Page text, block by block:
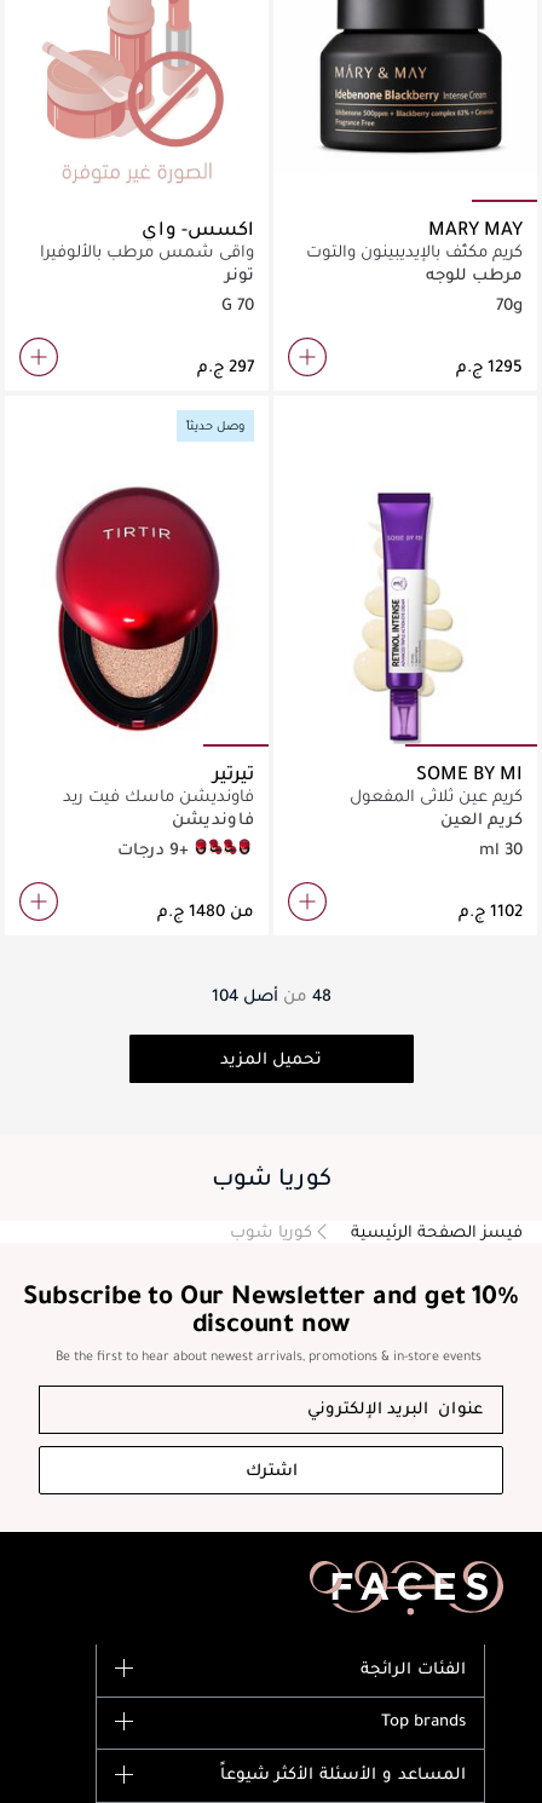
MARY MAY
كريم مكثّف بالإيديبينون والتوت
الأسود
مرطب للوجه
70g
اكسس- واي
واقي شمس مرطب بالألوفيرا
يوفر حماية عالية من الأشعة
الضارة.
تونر
70 G
SOME BY MI
كريم عين ثلاثي المفعول
بالريتينول لعلاج الهالات
والتجاعيد.
كريم العين
30 ml
وصل حديثاً
تيرتير
فاونديشن ماسك فيت ريد
كوشن
فاونديشن
15C Fair Porcelain
13C Fair
13N Fair Ivory
21C Cool Ivory
+9 درجات
من
48 من أصل 104
تحميل المزيد
كوريا شوب
فيسز الصفحة الرئيسية كوريا شوب
Subscribe to Our Newsletter and get 10%
discount now
Be the first to hear about newest arrivals, promotions & in-store events
اشترك
الفئات الرائجة
الأكثر مبيعاً
Top brands
المساعد و الأسئلة الأكثر شيوعاً